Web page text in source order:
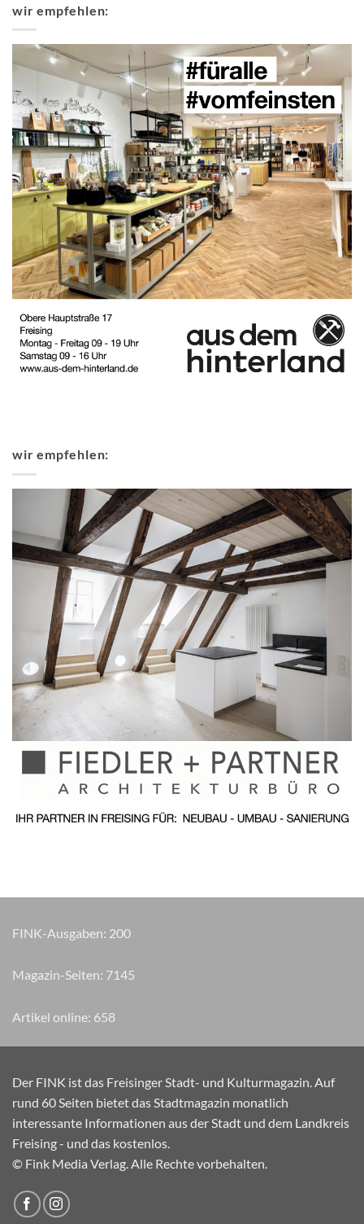
wir empfehlen:
wir empfehlen:
FINK-Ausgaben: 200
Magazin-Seiten: 8710
Artikel online: 658
Der FINK ist das Freisinger Stadt- und Kulturmagazin. Auf
rund 60 Seiten bietet das Stadtmagazin monatlich
interessante Informationen aus der Stadt und dem Landkreis
Freising - und das kostenlos.
© Fink Media Verlag. Alle Rechte vorbehalten.